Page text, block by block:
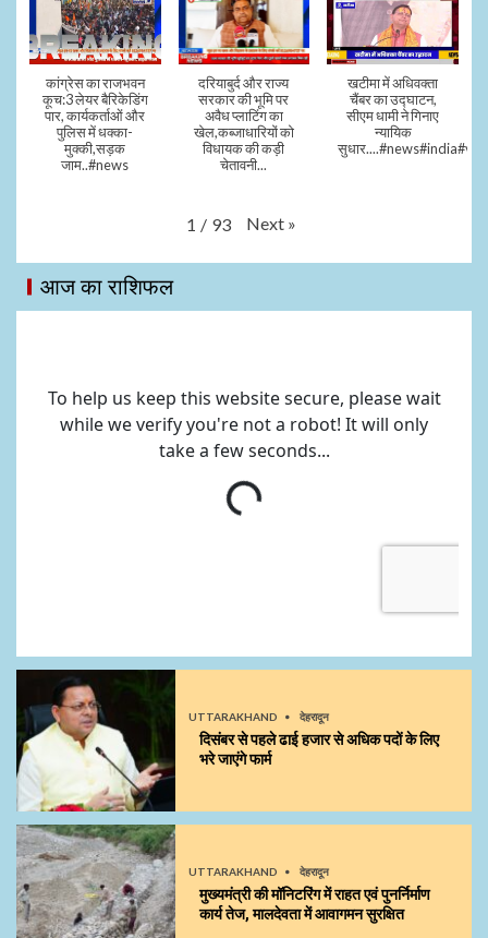
कांग्रेस का राजभवन
कूच:3 लेयर बैरिकेडिंग
पार, कार्यकर्ताओं और
पुलिस में धक्का-
मुक्की,सड़क
जाम..#news
दरियाबुर्द और राज्य
सरकार की भूमि पर
अवैध प्लाटिंग का
खेल,कब्जाधारियों को
विधायक की कड़ी
चेतावनी...
खटीमा में अधिवक्ता
चैंबर का उद्घाटन,
सीएम धामी ने गिनाए
न्यायिक
1 / 93 Next »
आज का राशिफल
UTTARAKHAND देहरादून
दिसंबर से पहले ढाई हजार से अधिक पदों के लिए
भरे जाएंगे फार्म
UTTARAKHAND देहरादून
मुख्यमंत्री की मॉनिटरिंग में राहत एवं पुनर्निर्माण
कार्य तेज, मालदेवता में आवागमन सुरक्षित